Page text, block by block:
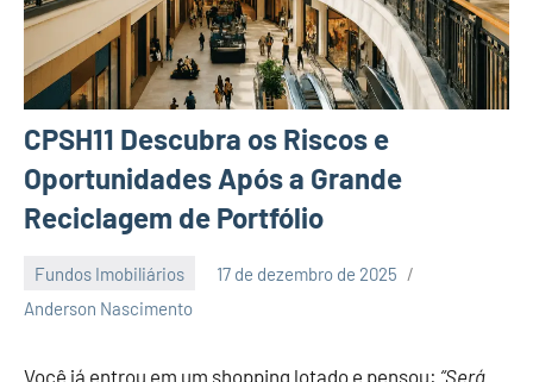
CPSH11 Descubra os Riscos e
Oportunidades Após a Grande
Reciclagem de Portfólio
Fundos Imobiliários
17 de dezembro de 2025
Anderson Nascimento
1
Você já entrou em um shopping lotado e pensou: “Será